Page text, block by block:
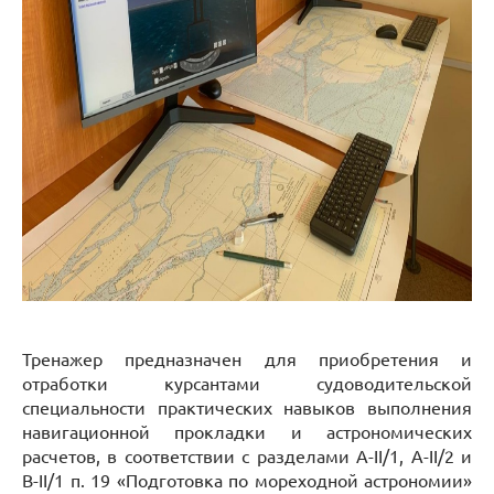
Тренажер предназначен для приобретения и
отработки курсантами судоводительской
специальности практических навыков выполнения
навигационной прокладки и астрономических
расчетов, в соответствии с разделами A-II/1, A-II/2 и
В-II/1 п. 19 «Подготовка по мореходной астрономии»